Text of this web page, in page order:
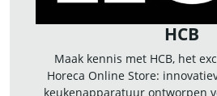
HCB
Maak kennis met HCB, het
Horeca Online Store:
keukenapparatuur ontworpen